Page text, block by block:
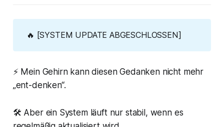
🔥 [SYSTEM UPDATE ABGESCHLOSSEN]
⚡ Mein Gehirn kann diesen Gedanken nicht mehr
„ent-denken“.
🛠 Aber ein System läuft nur stabil, wenn es